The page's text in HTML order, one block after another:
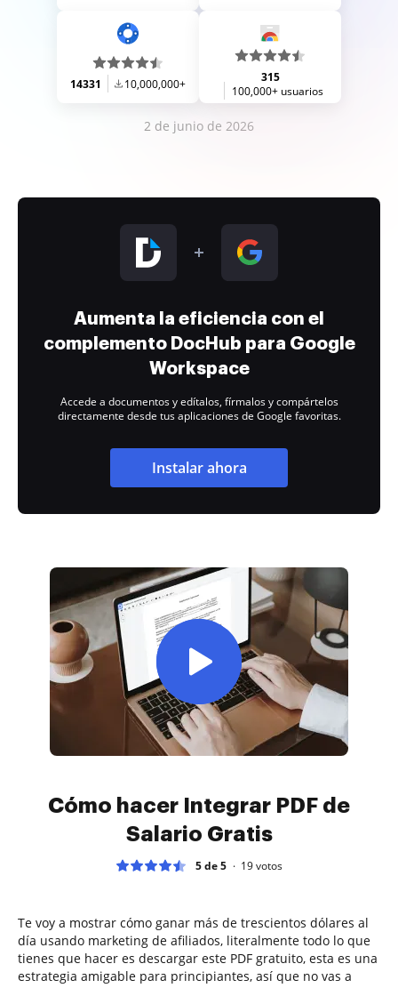
14331 10,000,000+
315
100,000+ usuarios
2 de junio de 2026
Aumenta la eficiencia con el
complemento DocHub para Google
Workspace
Accede a documentos y edítalos, fírmalos y compártelos
directamente desde tus aplicaciones de Google favoritas.
Instalar ahora
Cómo hacer Integrar PDF de
Salario Gratis
5 de 5 19votos
Te voy a mostrar cómo ganar más de trescientos dólares al
día usando marketing de afiliados, literalmente todo lo que
tienes que hacer es descargar este PDF gratuito, esta es una
estrategia amigable para principiantes, así que no vas a